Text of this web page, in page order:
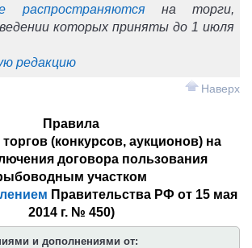
распространяютсяна торги,
которых приняты до 1 июля
редакцию
Правила
(конкурсов, аукционов) на
договора пользования
участком
Правительства РФ от 15 мая
2014 г. № 450)
Наверх
и дополнениями от: